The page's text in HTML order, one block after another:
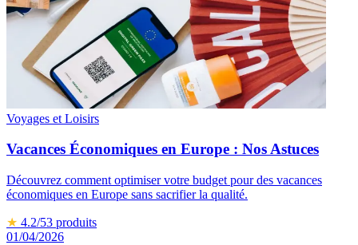
Voyages et Loisirs
Vacances Économiques en Europe : Nos Astuces
Découvrez comment optimiser votre budget pour des vacances
économiques en Europe sans sacrifier la qualité.
★ 4.2/53 produits
01/04/2026